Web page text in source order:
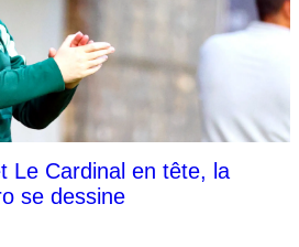
Le Cardinal en tête, la
se dessine